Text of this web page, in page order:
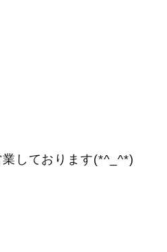
しております(*^_^*)